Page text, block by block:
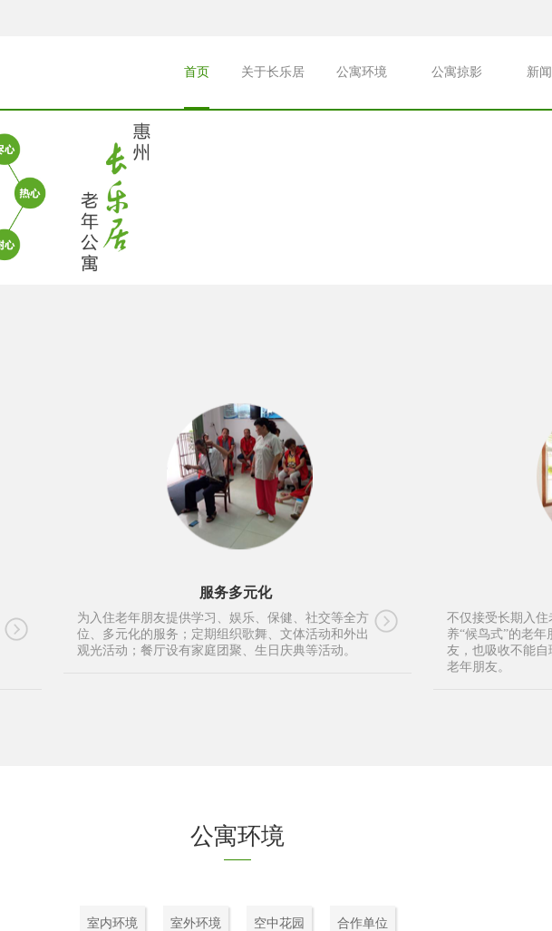
首页 关于长乐居 公寓环境 公寓掠影 新
服务多元化
为入住老年朋友提供学习、娱乐、保健、社交等全方
位、多元化的服务；定期组织歌舞、文体活动和外出
观光活动；餐厅设有家庭团聚、生日庆典等活动。
不仅接受长期入
养“候鸟式”的老
友，也吸收不能
老年朋友。
公寓环境
室内环境 室外环境 空中花园 合作单位